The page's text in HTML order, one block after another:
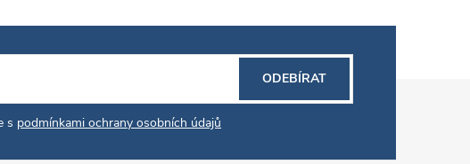
s podmínkami ochrany osobních údajů
ODEBÍRAT